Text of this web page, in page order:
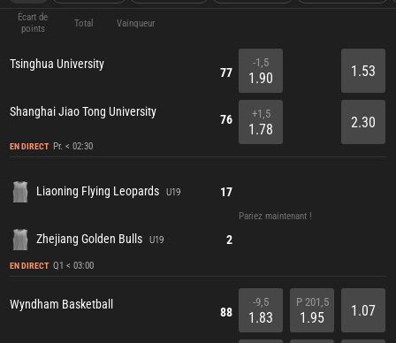
Écart de
points
Total Vainqueur
Tsinghua University
Shanghai Jiao Tong University
EN DIRECT Pr. < 02:30
77
76
-1,5
1.90
+1,5
1.78
1.53
2.30
Liaoning Flying Leopards U19
Zhejiang Golden Bulls U19
EN DIRECT Q1 < 03:00
17
2
Pariez maintenant !
Wyndham Basketball
88
-9,5
1.83
P 201,5
1.95 1.07